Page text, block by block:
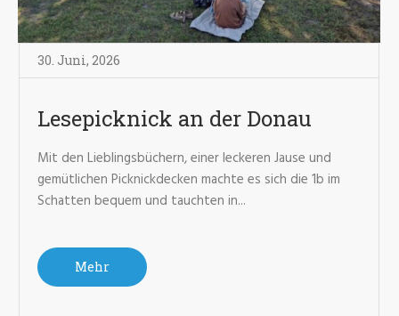
30. Juni, 2026
Lesepicknick an der Donau
Mit den Lieblingsbüchern, einer leckeren Jause und
gemütlichen Picknickdecken machte es sich die 1b im
Schatten bequem und tauchten in...
Mehr